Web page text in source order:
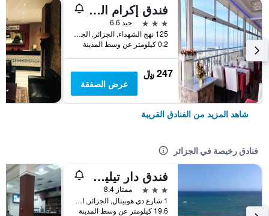
فندق إكرام الضيف
3 نجوم
جيد 6.6
125 نهج الشهداء, الجزائر, الجزائر
0.2 كيلومتر عن وسط المدينة
247 ﷼
عرض الصفقة
شاهد المزيد من الفنادق القريبة
فنادق رخيصة في الجزائر
فندق دار تيليدجين في عين طاية
3 نجوم
ممتاز 8.4
1 شارع دي هوبيتال, الجزائر, الجزائر
19.6 كيلومتر عن وسط المدينة